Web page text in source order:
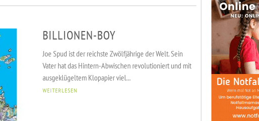
BILLIONEN-BOY
Joe Spud ist der reichste Zwölfjährige der Welt. Sein
Vater hat das Hintern-Abwischen revolutioniert und mit
ausgeklügeltem Klopapier viel...
WEITERLESEN